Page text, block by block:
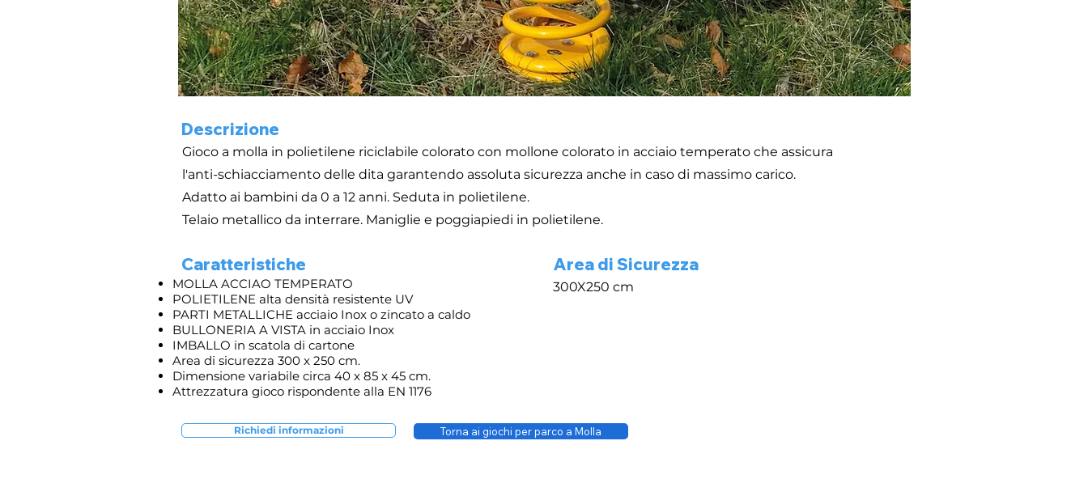
Descrizione
Gioco a molla in polietilene riciclabile colorato con mollone colorato in acciaio temperato che assicura
l'anti-schiacciamento delle dita garantendo assoluta sicurezza anche in caso di massimo carico.
Adatto ai bambini da 0 a 12 anni. Seduta in polietilene.
Telaio metallico da interrare. Maniglie e poggiapiedi in polietilene.
Caratteristiche
MOLLA ACCIAO TEMPERATO
POLIETILENE alta densità resistente UV
PARTI METALLICHE acciaio Inox o zincato a caldo
BULLONERIA A VISTA in acciaio Inox
IMBALLO in scatola di cartone
Area di sicurezza 300 x 250 cm.
Dimensione variabile circa 40 x 85 x 45 cm.
Attrezzatura gioco rispondente alla EN 1176
Area di Sicurezza
300X250 cm
Richiedi informazioni Torna ai giochi per parco a Molla